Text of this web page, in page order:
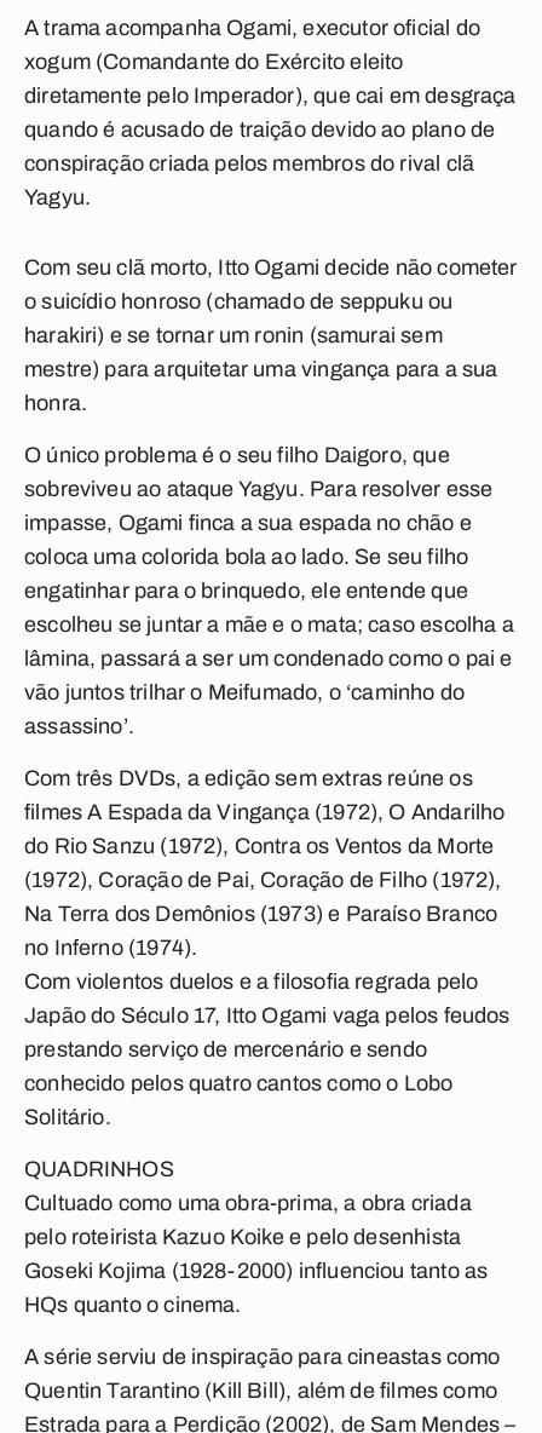
A trama acompanha Ogami, executor oficial do
xogum (Comandante do Exército eleito
diretamente pelo Imperador), que cai em desgraça
quando é acusado de traição devido ao plano de
conspiração criada pelos membros do rival clã
Yagyu.
Com seu clã morto, Itto Ogami decide não cometer
o suicídio honroso (chamado de seppuku ou
harakiri) e se tornar um ronin (samurai sem
mestre) para arquitetar uma vingança para a sua
honra.
O único problema é o seu filho Daigoro, que
sobreviveu ao ataque Yagyu. Para resolver esse
impasse, Ogami finca a sua espada no chão e
coloca uma colorida bola ao lado. Se seu filho
engatinhar para o brinquedo, ele entende que
escolheu se juntar a mãe e o mata; caso escolha a
lâmina, passará a ser um condenado como o pai e
vão juntos trilhar o Meifumado, o ‘caminho do
assassino’.
Com três DVDs, a edição sem extras reúne os
filmes A Espada da Vingança (1972), O Andarilho
do Rio Sanzu (1972), Contra os Ventos da Morte
(1972), Coração de Pai, Coração de Filho (1972),
Na Terra dos Demônios (1973) e Paraíso Branco
no Inferno (1974).
Com violentos duelos e a filosofia regrada pelo
Japão do Século 17, Itto Ogami vaga pelos feudos
prestando serviço de mercenário e sendo
conhecido pelos quatro cantos como o Lobo
Solitário.
QUADRINHOS
Cultuado como uma obra-prima, a obra criada
pelo roteirista Kazuo Koike e pelo desenhista
Goseki Kojima (1928-2000) influenciou tanto as
HQs quanto o cinema.
A série serviu de inspiração para cineastas como
Quentin Tarantino (Kill Bill), além de filmes como
Estrada para a Perdição (2002), de Sam Mendes –